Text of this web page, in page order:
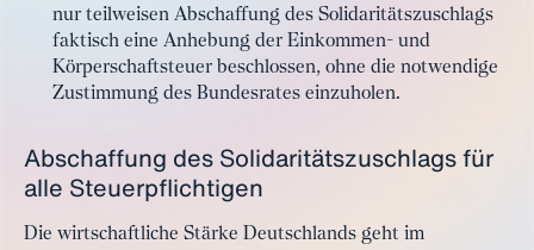
nur teilweisen Abschaffung des Solidaritätszuschlags
faktisch eine Anhebung der Einkommen- und
Körperschaftsteuer beschlossen, ohne die notwendige
Zustimmung des Bundesrates einzuholen.
Abschaffung des Solidaritätszuschlags für
alle Steuerpflichtigen
Die wirtschaftliche Stärke Deutschlands geht im